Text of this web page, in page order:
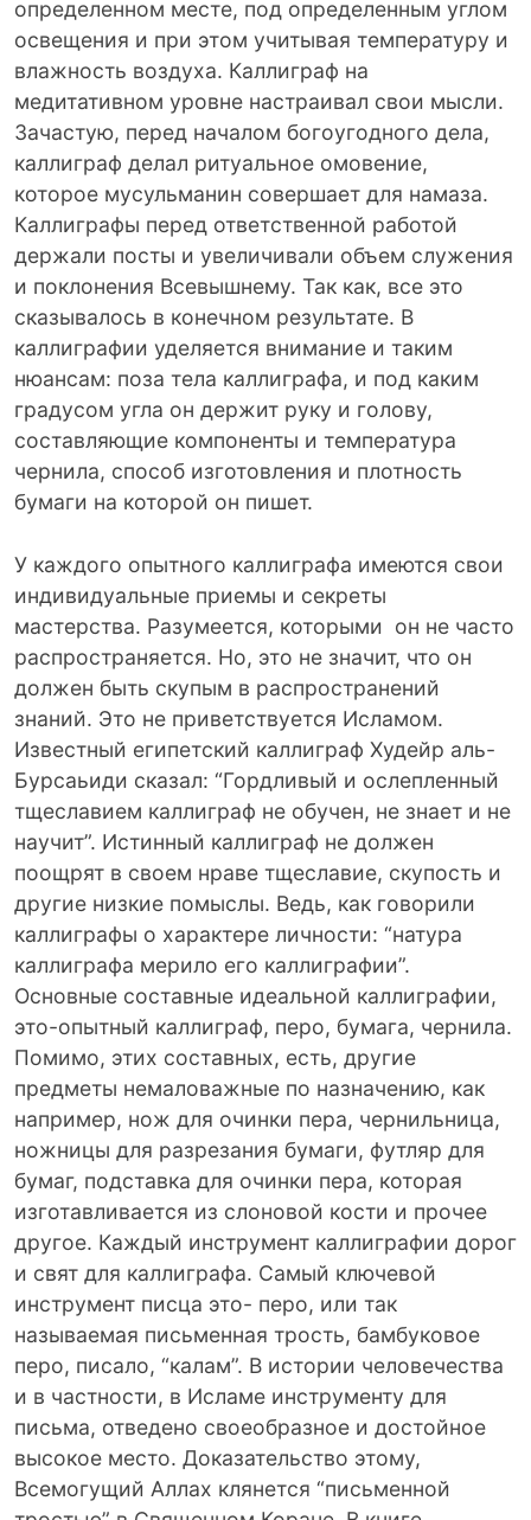
определенном месте, под определенным углом
освещения и при этом учитывая температуру и
влажность воздуха. Каллиграф на
медитативном уровне настраивал свои мысли.
Зачастую, перед началом богоугодного дела,
каллиграф делал ритуальное омовение,
которое мусульманин совершает для намаза.
Каллиграфы перед ответственной работой
держали посты и увеличивали объем служения
и поклонения Всевышнему. Так как, все это
сказывалось в конечном результате. В
каллиграфии уделяется внимание и таким
нюансам: поза тела каллиграфа, и под каким
градусом угла он держит руку и голову,
составляющие компоненты и температура
чернила, способ изготовления и плотность
бумаги на которой он пишет.
У каждого опытного каллиграфа имеются свои
индивидуальные приемы и секреты
мастерства. Разумеется, которыми он не часто
распространяется. Но, это не значит, что он
должен быть скупым в распространений
знаний. Это не приветствуется Исламом.
Известный египетский каллиграф Худейр аль-
Бурсаьиди сказал: “Гордливый и ослепленный
тщеславием каллиграф не обучен, не знает и не
научит”. Истинный каллиграф не должен
поощрят в своем нраве тщеславие, скупость и
другие низкие помыслы. Ведь, как говорили
каллиграфы о характере личности: “натура
каллиграфа мерило его каллиграфии”.
Основные составные идеальной каллиграфии,
это-опытный каллиграф, перо, бумага, чернила.
Помимо, этих составных, есть, другие
предметы немаловажные по назначению, как
например, нож для очинки пера, чернильница,
ножницы для разрезания бумаги, футляр для
бумаг, подставка для очинки пера, которая
изготавливается из слоновой кости и прочее
другое. Каждый инструмент каллиграфии дорог
и свят для каллиграфа. Самый ключевой
инструмент писца это- перо, или так
называемая письменная трость, бамбуковое
перо, писало, “калам”. В истории человечества
и в частности, в Исламе инструменту для
письма, отведено своеобразное и достойное
высокое место. Доказательство этому,
Всемогущий Аллах клянется “письменной